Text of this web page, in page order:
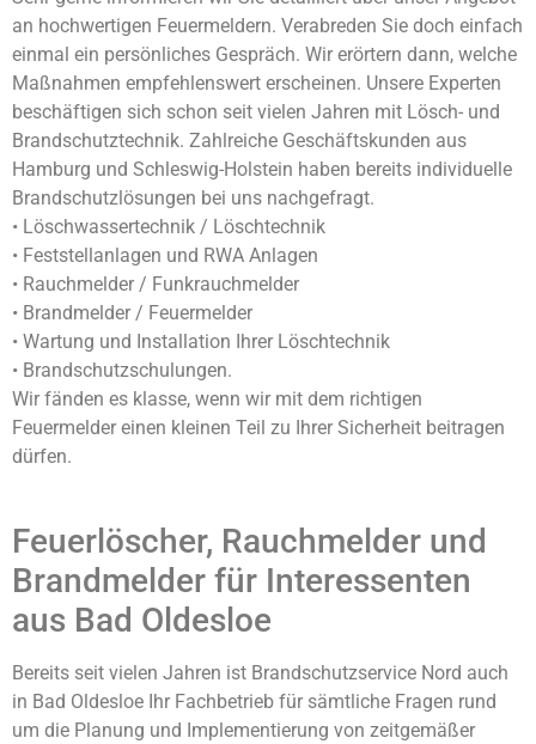
an hochwertigen Feuermeldern. Verabreden Sie doch einfach
einmal ein persönliches Gespräch. Wir erörtern dann, welche
Maßnahmen empfehlenswert erscheinen. Unsere Experten
beschäftigen sich schon seit vielen Jahren mit Lösch- und
Brandschutztechnik. Zahlreiche Geschäftskunden aus
Hamburg und Schleswig-Holstein haben bereits individuelle
Brandschutzlösungen bei uns nachgefragt.
• Löschwassertechnik / Löschtechnik
• Feststellanlagen und RWA Anlagen
• Rauchmelder / Funkrauchmelder
• Brandmelder / Feuermelder
• Wartung und Installation Ihrer Löschtechnik
• Brandschutzschulungen.
Wir fänden es klasse, wenn wir mit dem richtigen
Feuermelder einen kleinen Teil zu Ihrer Sicherheit beitragen
dürfen.
Feuerlöscher, Rauchmelder und
Brandmelder für Interessenten
aus Bad Oldesloe
Bereits seit vielen Jahren ist Brandschutzservice Nord auch
in Bad Oldesloe Ihr Fachbetrieb für sämtliche Fragen rund
um die Planung und Implementierung von zeitgemäßer